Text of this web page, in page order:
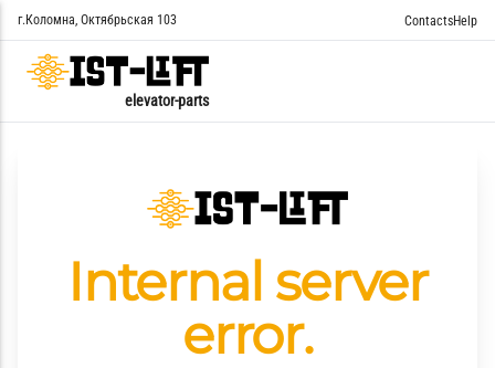
г.Коломна, Октябрьская 103 ContactsHelp
elevator-parts
Internal server
error.